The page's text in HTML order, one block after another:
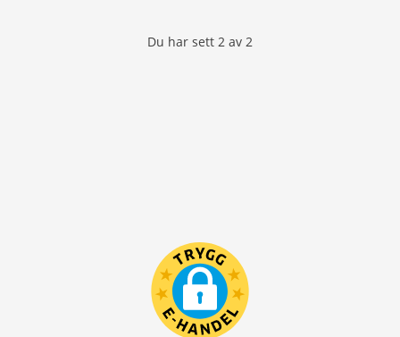
Du har sett 2 av 2